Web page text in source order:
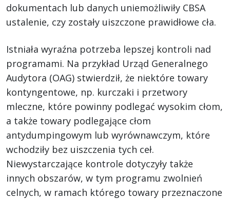
dokumentach lub danych uniemożliwiły CBSA
ustalenie, czy zostały uiszczone prawidłowe cła.
Istniała wyraźna potrzeba lepszej kontroli nad
programami. Na przykład Urząd Generalnego
Audytora (OAG) stwierdził, że niektóre towary
kontyngentowe, np. kurczaki i przetwory
mleczne, które powinny podlegać wysokim cłom,
a także towary podlegające cłom
antydumpingowym lub wyrównawczym, które
wchodziły bez uiszczenia tych ceł.
Niewystarczające kontrole dotyczyły także
innych obszarów, w tym programu zwolnień
celnych, w ramach którego towary przeznaczone